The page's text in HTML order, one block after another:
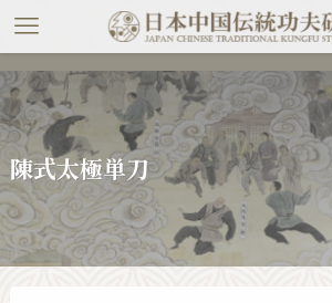
陳式太極単刀